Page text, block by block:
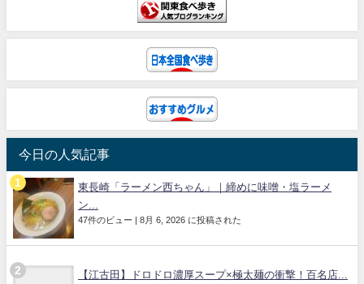
今日の人気記事
東長崎「ラーメン西ちゃん」｜締めに味噌・塩ラーメ
ン...
47件のビュー | 8月 6, 2026 に投稿された
【江古田】ドロドロ濃厚スープ×極太麺の衝撃！百名店...